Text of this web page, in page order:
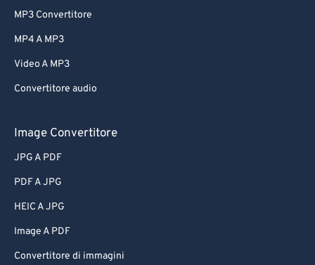
MP3 Convertitore
MP4 A MP3
Video A MP3
Convertitore audio
Image Convertitore
JPG A PDF
PDF A JPG
HEIC A JPG
Image A PDF
Convertitore di immagini